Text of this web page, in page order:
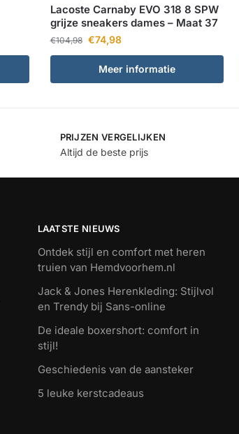
Lacoste Carnaby EVO 318 8 SPW
grijze sneakers dames – Maat 37
€104,98 €74,98
Meer informatie
PRIJZEN VERGELIJKEN
Altijd de beste prijs
LAATSTE NIEUWS
Ontdek stijl en comfort met heren
truien van Hemdvoorhem.nl
Jack & Jones Herenkleding: Stijlvol
en Trendy bij Sans-online
De ideale boxershort: comfort in
stijl!
Geschiedenis van de aansteker
5 leuke kerstcadeaus